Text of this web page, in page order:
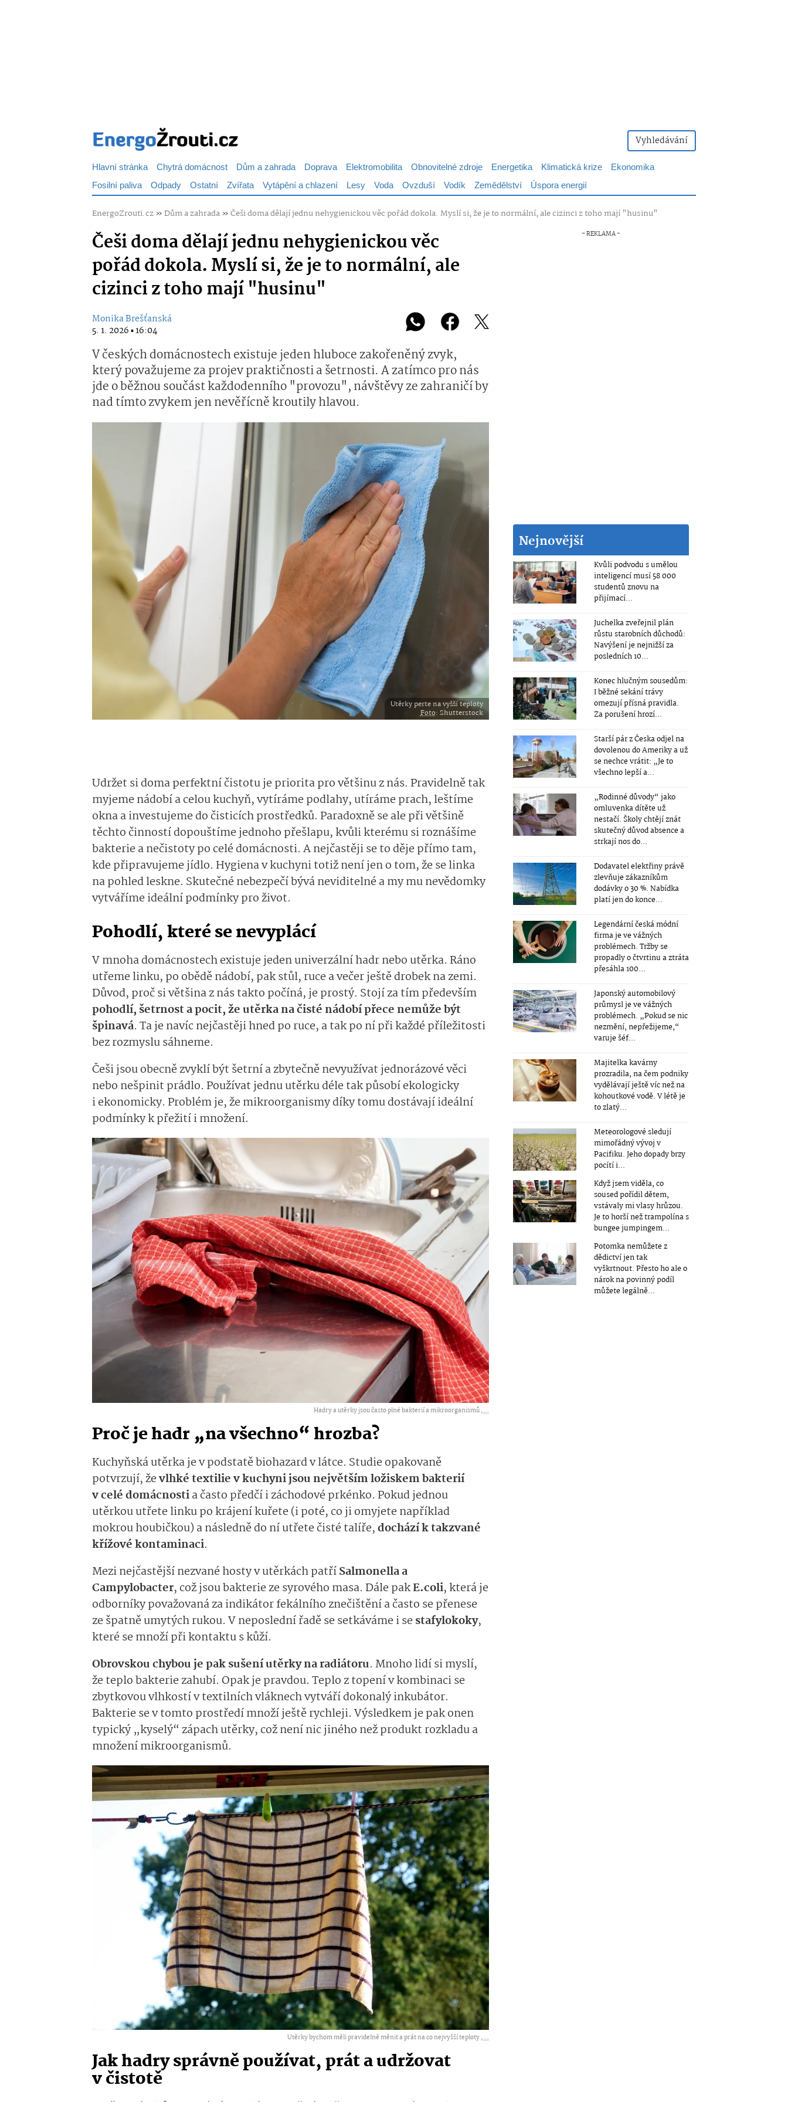
Vyhledávání
Hlavní stránka Chytrá domácnost Dům a zahrada Doprava Elektromobilita Obnovitelné zdroje Energetika Klimatická krize
Ekonomika
Fosilní paliva Odpady Ostatní Zvířata Vytápění a chlazení Lesy Voda Ovzduší Vodík Zemědělství Úspora energií
EnergoZrouti.cz»Dům a zahrada»Češi doma dělají jednu nehygienickou věc pořád dokola. Myslí si, že je to normální, ale cizinci z toho mají "husinu"
Češi doma dělají jednu nehygienickou věc
pořád dokola. Myslí si, že je to normální, ale
cizinci z toho mají "husinu"
Monika Brešťanská
5. 1. 2026 ▪ 16:04
V českých domácnostech existuje jeden hluboce zakořeněný zvyk,
který považujeme za projev praktičnosti a šetrnosti. A zatímco pro nás
jde o běžnou součást každodenního "provozu", návštěvy ze zahraničí by
nad tímto zvykem jen nevěřícně kroutily hlavou.
Utěrky perte na vyšší teploty
Foto: Shutterstock
Udržet si doma perfektní čistotu je priorita pro většinu z nás. Pravidelně tak
myjeme nádobí a celou kuchyň, vytíráme podlahy, utíráme prach, leštíme
okna a investujeme do čisticích prostředků. Paradoxně se ale při většině
těchto činností dopouštíme jednoho přešlapu, kvůli kterému si roznášíme
bakterie a nečistoty po celé domácnosti. A nejčastěji se to děje přímo tam,
kde připravujeme jídlo. Hygiena v kuchyni totiž není jen o tom, že se linka
na pohled leskne. Skutečné nebezpečí bývá neviditelné a my mu nevědomky
vytváříme ideální podmínky pro život.
Pohodlí, které se nevyplácí
V mnoha domácnostech existuje jeden univerzální hadr nebo utěrka. Ráno
utřeme linku, po obědě nádobí, pak stůl, ruce a večer ještě drobek na zemi.
Důvod, proč si většina z nás takto počíná, je prostý. Stojí za tím především
pohodlí, šetrnost a pocit, že utěrka na čisté nádobí přece nemůže být
špinavá. Ta je navíc nejčastěji hned po ruce, a tak po ní při každé příležitosti
bez rozmyslu sáhneme.
Češi jsou obecně zvyklí být šetrní a zbytečně nevyužívat jednorázové věci
nebo nešpinit prádlo. Používat jednu utěrku déle tak působí ekologicky
i ekonomicky. Problém je, že mikroorganismy díky tomu dostávají ideální
podmínky k přežití i množení.
Hadry a utěrky jsou často plné bakterií a mikroorganismů ,...
Proč je hadr „na všechno“ hrozba?
Kuchyňská utěrka je v podstatě biohazard v látce. Studie opakovaně
potvrzují, ževlhké textilie v kuchyni jsou největším ložiskem bakterií
v celé domácnostia často předčí i záchodové prkénko. Pokud jednou
utěrkou utřete linku po krájení kuřete (i poté, co ji omyjete například
mokrou houbičkou) a následně do ní utřete čisté talíře,dochází k takzvané
křížové kontaminaci.
Mezi nejčastější nezvané hosty v utěrkách patříSalmonella a
Campylobacter, což jsou bakterie ze syrového masa. Dále pakE.coli, která je
odborníky považovaná za indikátor fekálního znečištění a často se přenese
ze špatně umytých rukou. V neposlední řadě se setkáváme i sestafylokoky,
které se množí při kontaktu s kůží.
Obrovskou chybou je pak sušení utěrky na radiátoru. Mnoho lidí si myslí,
že teplo bakterie zahubí. Opak je pravdou. Teplo z topení v kombinaci se
zbytkovou vlhkostí v textilních vláknech vytváří dokonalý inkubátor.
Bakterie se v tomto prostředí množí ještě rychleji. Výsledkem je pak onen
typický „kyselý“ zápach utěrky, což není nic jiného než produkt rozkladu a
množení mikroorganismů.
Utěrky bychom měli pravidelně měnit a prát na co nejvyšší teploty ,...
Jak hadry správně používat, prát a udržovat
v čistotě
Nejnovější
Kvůli podvodu s umělou
inteligencí musí 58 000
studentů znovu na
přijímací...
Juchelka zveřejnil plán
růstu starobních důchodů:
Navýšení je nejnižší za
posledních 10...
Konec hlučným sousedům:
I běžné sekání trávy
omezují přísná pravidla.
Za porušení hrozí...
Starší pár z Česka odjel na
dovolenou do Ameriky a už
se nechce vrátit: „Je to
všechno lepší a...
„Rodinné důvody“ jako
omluvenka dítěte už
nestačí. Školy chtějí znát
skutečný důvod absence a
strkají nos do...
Dodavatel elektřiny právě
zlevňuje zákazníkům
dodávky o 30 %. Nabídka
platí jen do konce...
Legendární česká módní
firma je ve vážných
problémech. Tržby se
propadly o čtvrtinu a ztráta
přesáhla 100...
Japonský automobilový
průmysl je ve vážných
problémech. „Pokud se nic
nezmění, nepřežijeme,“
varuje šéf...
Majitelka kavárny
prozradila, na čem podniky
vydělávají ještě víc než na
kohoutkové vodě. V létě je
to zlatý...
Meteorologové sledují
mimořádný vývoj v
Pacifiku. Jeho dopady brzy
pocítí i...
Když jsem viděla, co
soused pořídil dětem,
vstávaly mi vlasy hrůzou.
Je to horší než trampolína s
bungee jumpingem...
Potomka nemůžete z
dědictví jen tak
vyškrtnout. Přesto ho ale o
nárok na povinný podíl
můžete legálně...